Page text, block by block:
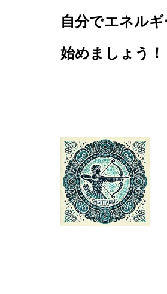
自分でエネル
始めましょう！